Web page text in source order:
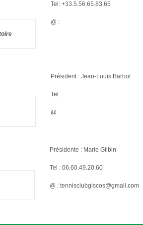
Tel: +33.5.56.65.83.65
@ :
Président : Jean-Louis Barbot
Tel :
@ :
Présidente : Marie Gilbin
Tel : 06.60.49.20.60
@ : tennisclubgiscos@gmail.com